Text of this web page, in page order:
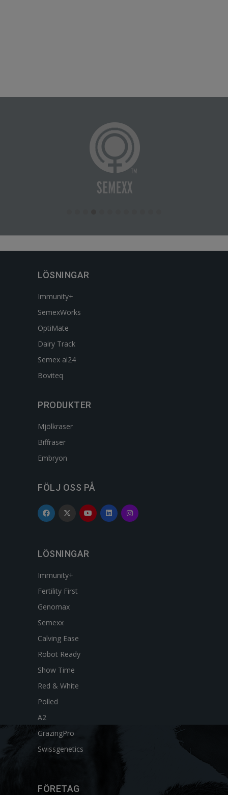
LÖSNINGAR
Immunity+
SemexWorks
OptiMate
Dairy Track
Semex ai24
Boviteq
PRODUKTER
Mjölkraser
Biffraser
Embryon
FÖLJ OSS PÅ
LÖSNINGAR
Immunity+
Fertility First
Genomax
Semexx
Calving Ease
Robot Ready
Show Time
Red & White
Polled
A2
GrazingPro
Swissgenetics
FÖRETAG